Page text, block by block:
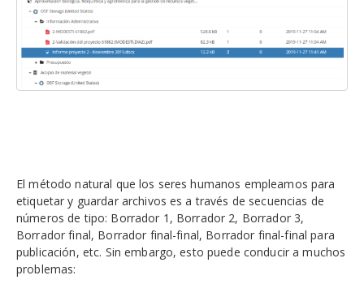
El método natural que los seres humanos empleamos para
etiquetar y guardar archivos es a través de secuencias de
números de tipo: Borrador 1, Borrador 2, Borrador 3,
Borrador final, Borrador final-final, Borrador final-final para
publicación, etc. Sin embargo, esto puede conducir a muchos
problemas: